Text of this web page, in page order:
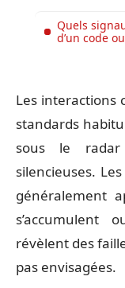
Quels
d’un code
Les interactions
standards
sous le radar
silencieuses.
généralement
s’accumulent
révèlent des
pas envisagées.